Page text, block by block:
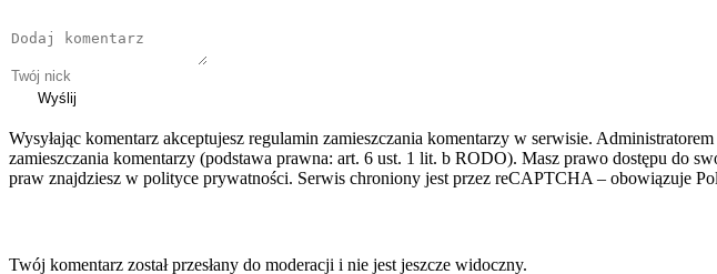
Wyślij
Wysyłając komentarz akceptujesz regulamin zamieszczania komentarzy w serwisie.
zamieszczania komentarzy (podstawa prawna: art. 6 ust. 1 lit. b RODO). Masz prawo dostępu do
praw znajdziesz w polityce prywatności. Serwis chroniony jest przez reCAPTCHA – obowiązuje
Twój komentarz został przesłany do moderacji i nie jest jeszcze widoczny.